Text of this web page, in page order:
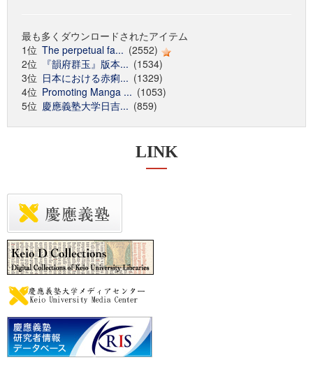
最も多くダウンロードされたアイテム
1位 The perpetual fa... (2552)
2位
『韻府群玉』版本... (1534)
3位 日本における赤痢... (1329)
4位 Promoting Manga ... (1053)
5位 慶應義塾大学日吉... (859)
LINK